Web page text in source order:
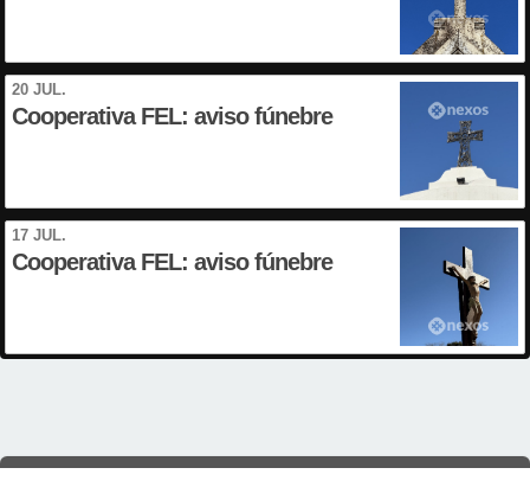
20 JUL.
Cooperativa FEL: aviso fúnebre
17 JUL.
Cooperativa FEL: aviso fúnebre